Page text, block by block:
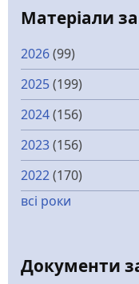
Матеріали
2026(99)
2025(199)
2024(156)
2023(156)
2022(170)
всі роки
Документи